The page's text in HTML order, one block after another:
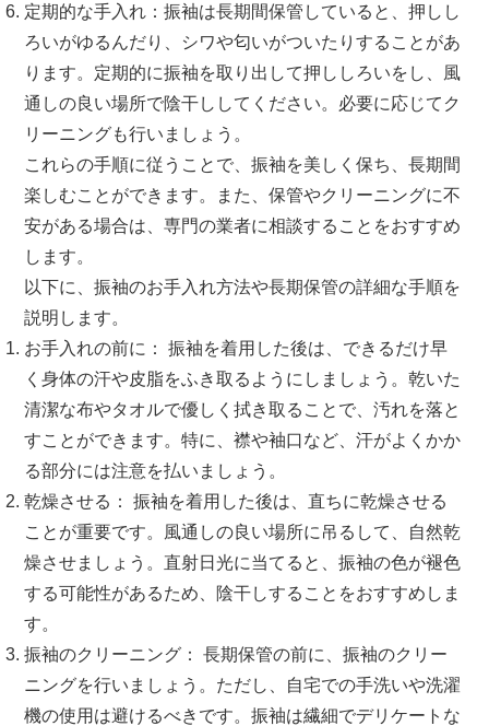
定期的な手入れ：振袖は長期間保管していると、押しし
ろいがゆるんだり、シワや匂いがついたりすることがあ
ります。定期的に振袖を取り出して押ししろいをし、風
通しの良い場所で陰干ししてください。必要に応じてク
リーニングも行いましょう。
これらの手順に従うことで、振袖を美しく保ち、長期間
楽しむことができます。また、保管やクリーニングに不
安がある場合は、専門の業者に相談することをおすすめ
します。
以下に、振袖のお手入れ方法や長期保管の詳細な手順を
説明します。
お手入れの前に： 振袖を着用した後は、できるだけ早
く身体の汗や皮脂をふき取るようにしましょう。乾いた
清潔な布やタオルで優しく拭き取ることで、汚れを落と
すことができます。特に、襟や袖口など、汗がよくかか
る部分には注意を払いましょう。
乾燥させる： 振袖を着用した後は、直ちに乾燥させる
ことが重要です。風通しの良い場所に吊るして、自然乾
燥させましょう。直射日光に当てると、振袖の色が褪色
する可能性があるため、陰干しすることをおすすめしま
す。
振袖のクリーニング： 長期保管の前に、振袖のクリー
ニングを行いましょう。ただし、自宅での手洗いや洗濯
機の使用は避けるべきです。振袖は繊細でデリケートな